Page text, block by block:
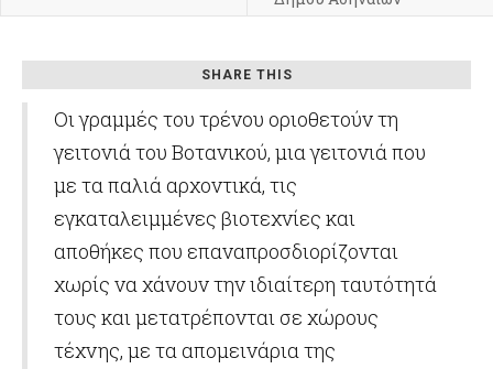
SHARE THIS
Οι γραμμές του τρένου οριοθετούν τη
γειτονιά του Βοτανικού, μια γειτονιά που
με τα παλιά αρχοντικά, τις
εγκαταλειμμένες βιοτεχνίες και
αποθήκες που επαναπροσδιορίζονται
χωρίς να χάνουν την ιδιαίτερη ταυτότητά
τους και μετατρέπονται σε χώρους
τέχνης, με τα απομεινάρια της